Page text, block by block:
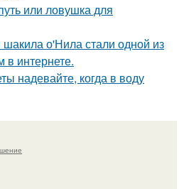
или ловушка для
о'Нила стали одной из
интернете.
надевайте, когда в воду